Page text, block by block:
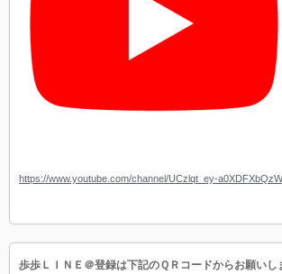
https://www.youtube.com/channel/UCzlqt_ey-
歩歩ＬＩＮＥ＠登録は下記のＱＲコードからお願いし